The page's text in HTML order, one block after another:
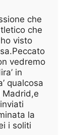
che
che
visto
vedremo
in
qualcosa
Madrid,e
la
i soliti